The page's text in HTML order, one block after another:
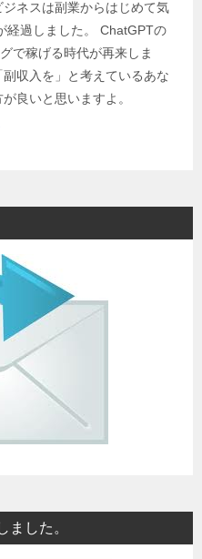
ネスは副業からはじめて気
経過しました。 ChatGPTの
で稼げる時代が再来しま
収入を」と考えているあな
良いと思いますよ。
ました。